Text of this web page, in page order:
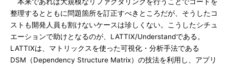
整理するとともに問題箇所を訂正すべきところだが、そうしたコ
ストも開発人員も割けないケースは珍しくない。こうしたシチュ
エーションで助けとなるのが、LATTIX/Understandである。
LATTIXは、マトリックスを使った可視化・分析手法である
DSM（Dependency Structure Matrix）の技法を利用し、アプリ